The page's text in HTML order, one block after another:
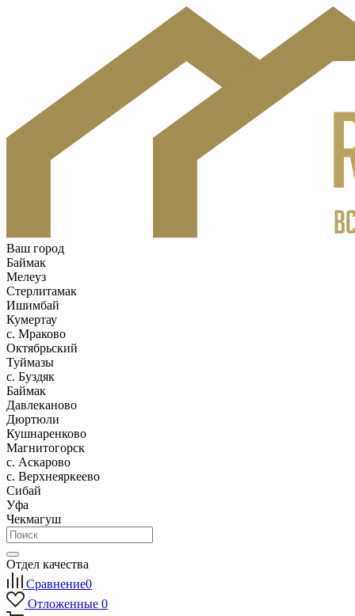
Ваш город
Баймак
Мелеуз
Стерлитамак
Ишимбай
Кумертау
c. Мраково
Октябрьский
Туймазы
c. Буздяк
Баймак
Давлеканово
Дюртюли
Кушнаренково
Магнитогорск
с. Аскарово
с. Верхнеяркеево
Сибай
Уфа
Чекмагуш
Отдел качества
Сравнение0
Отложенные 0